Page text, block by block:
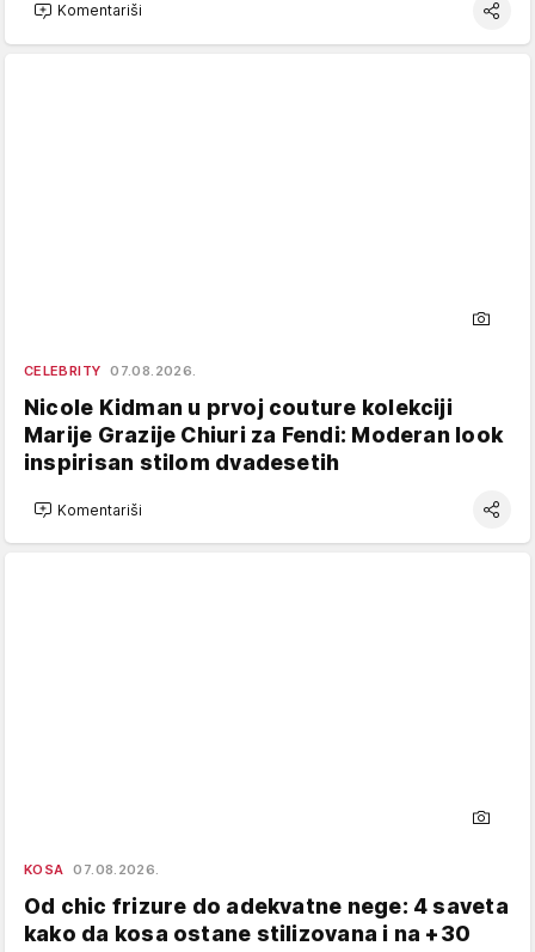
Komentariši
CELEBRITY 07.08.2026.
Nicole Kidman u prvoj couture kolekciji
Marije Grazije Chiuri za Fendi: Moderan look
inspirisan stilom dvadesetih
Komentariši
KOSA 07.08.2026.
Od chic frizure do adekvatne nege: 4 saveta
kako da kosa ostane stilizovana i na +30